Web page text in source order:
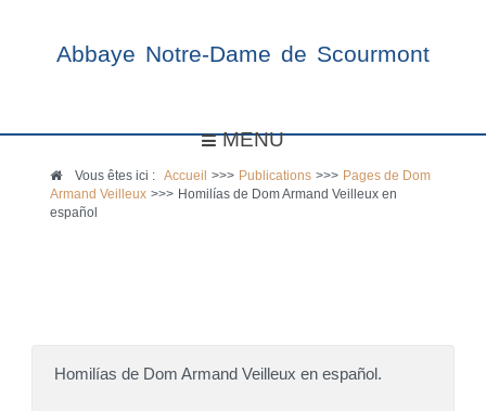
Abbaye Notre-Dame de Scourmont
MENU
Vous êtes ici :Accueil >>> Publications >>> Pages de Dom
Armand Veilleux >>> Homilías de Dom Armand Veilleux en
español
Homilías de Dom Armand Veilleux en español.